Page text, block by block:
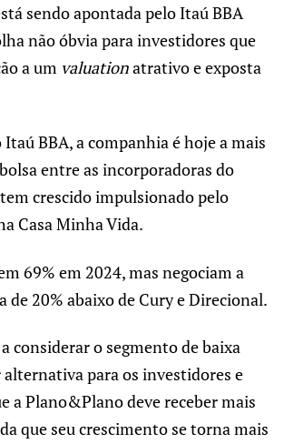
sendo apontada pelo Itaú BBA
não óbvia para investidores que
a um valuationatrativo e exposta
Itaú BBA, a companhia é hoje a mais
entre as incorporadoras do
crescido impulsionado pelo
Casa Minha Vida.
69% em 2024, mas negociam a
de 20% abaixo de Cury e Direcional.
considerar o segmento de baixa
para os investidores e
a Plano&Plano deve receber mais
que seu crescimento se torna mais